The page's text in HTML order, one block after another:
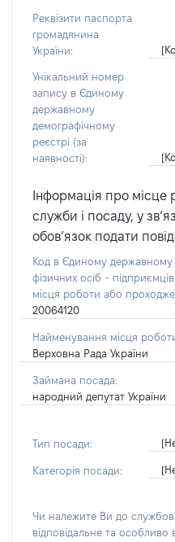
Реквізити паспорта
громадянина
України:
Унікальний номер
запису в Єдиному
державному
демографічному
реєстрі (за
наявності):
Інформація про
служби і посаду, у
обов’язок подати
Код в Єдиному державному
фізичних осіб -
місця роботи або
20064120
Найменування місця
Верховна Рада України
Займана посада:
народний депутат України
Тип посади:
Категорія посади:
Чи належите Ви до
відповідальне та особливо